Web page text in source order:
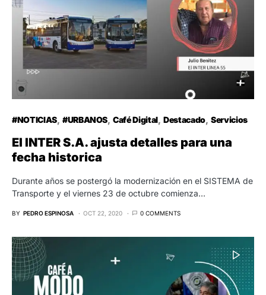
#NOTICIAS #URBANOS Café Digital Destacado Servicios
El INTER S.A. ajusta detalles para una
fecha historica
Durante años se postergó la modernización en el SISTEMA de
Transporte y el viernes 23 de octubre comienza…
BY PEDRO ESPINOSA OCT 22, 2020 0 COMMENTS